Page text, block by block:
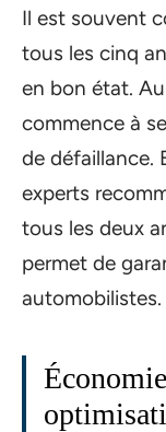
Il est souvent
tous les cinq
en bon état.
commence à
de défaillance.
experts
tous les deux
permet de
automobilistes.